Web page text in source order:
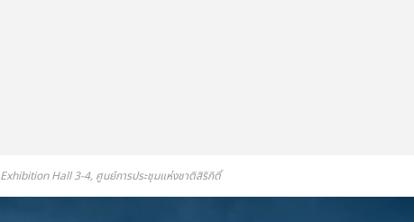
Exhibition Hall 3-4, ศูนย์การประชุมแห่งชาติสิริกิติ์